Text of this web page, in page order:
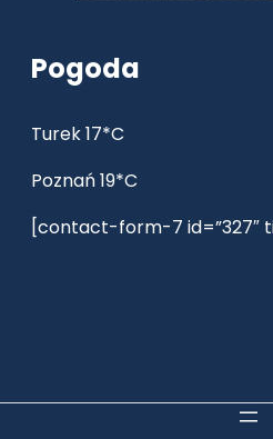
Pogoda
Turek 17*C
Poznań 19*C
[contact-form-7 id=”327″